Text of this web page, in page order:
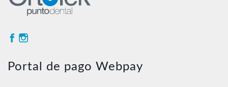
Portal de pago Webpay